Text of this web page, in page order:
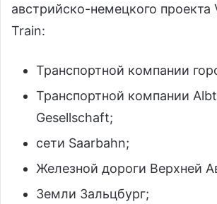
австрийско-немецкого проекта
Train:
Транспортной компании
Транспортной компании
Gesellschaft;
сети Saarbahn;
Железной дороги Верхней
Земли Зальцбург;